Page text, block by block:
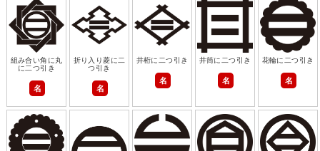
組み合い角に丸
に二つ引き
名
折り入り菱に二
つ引き
名
井桁に二つ引き
名
井筒に二つ引き
名
花輪に二つ引き
名